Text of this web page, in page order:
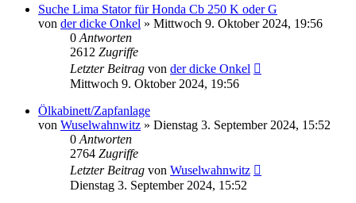
Suche Lima Stator für Honda Cb 250 K oder G
von der dicke Onkel » Mittwoch 9. Oktober 2024, 19:56
0 Antworten
2612 Zugriffe
Letzter Beitrag von der dicke Onkel
Mittwoch 9. Oktober 2024, 19:56
Ölkabinett/Zapfanlage
von Wuselwahnwitz » Dienstag 3. September 2024, 15:52
0 Antworten
2764 Zugriffe
Letzter Beitrag von Wuselwahnwitz
Dienstag 3. September 2024, 15:52